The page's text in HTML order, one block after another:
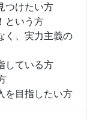
つけたい方
という方
く、実力主義の
している方
を目指したい方